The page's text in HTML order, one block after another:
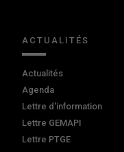
ACTUALITÉS
Actualités
Agenda
Lettre d'information
Lettre GEMAPI
Lettre PTGE